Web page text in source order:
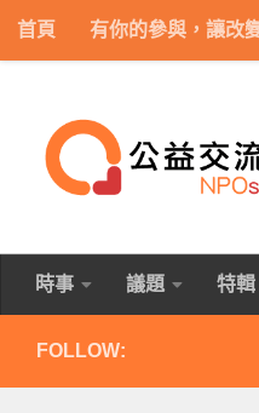
Skip to content
首頁 有你的參與，讓改
時事 議題 特輯
FOLLOW: